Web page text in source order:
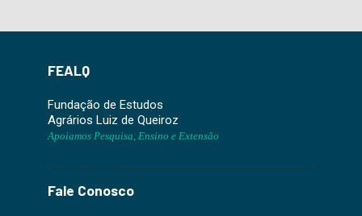
FEALQ
Fundação de Estudos
Agrários Luiz de Queiroz
Apoiamos Pesquisa, Ensino e Extensão
Fale Conosco